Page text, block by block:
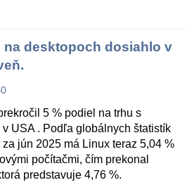
desktopoch dosiahlo v
5 % podiel na trhu s
USA . Podľa globálnych štatistík
jún 2025 má Linux teraz 5,04 %
počítačmi, čím prekonal
predstavuje 4,76 %.